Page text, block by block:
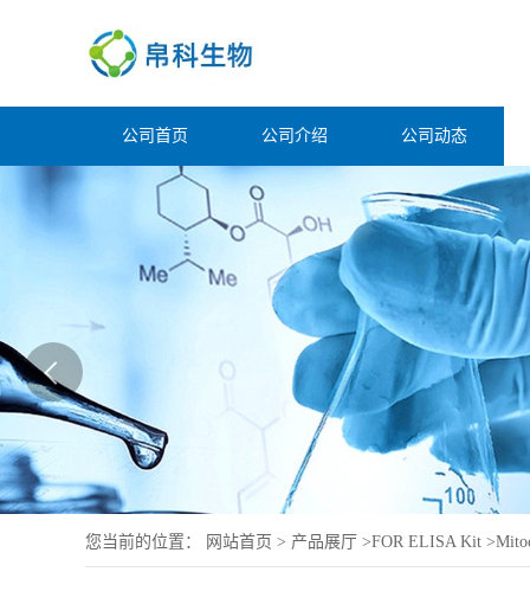
公司首页 公司介绍 公司动态
您当前的位置： 网站首页 > 产品展厅 >FOR ELISA Kit >